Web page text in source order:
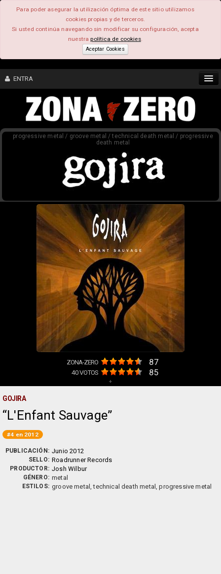
Para poder asegurar la utilización óptima de este sitio utilizamos
cookies propias y de terceros.
Si usted continúa navegando sin modificar su configuración, acepta
nuestrapolítica de cookies.
Aceptar Cookies
ENTRA
CONTENIDO
COMUNIDAD
progressive metal / groove metal / technical death metal / progressive
death metal
ZONA-ZERO 87
40VOTOS 85
+
GOJIRA
L'Enfant Sauvage
#4 en 2012
PUBLICACIÓN: Junio 2012
SELLO: Roadrunner Records
PRODUCTOR: Josh Wilbur
GÉNERO: metal
ESTILOS: groove metal, technical death metal, progressive metal